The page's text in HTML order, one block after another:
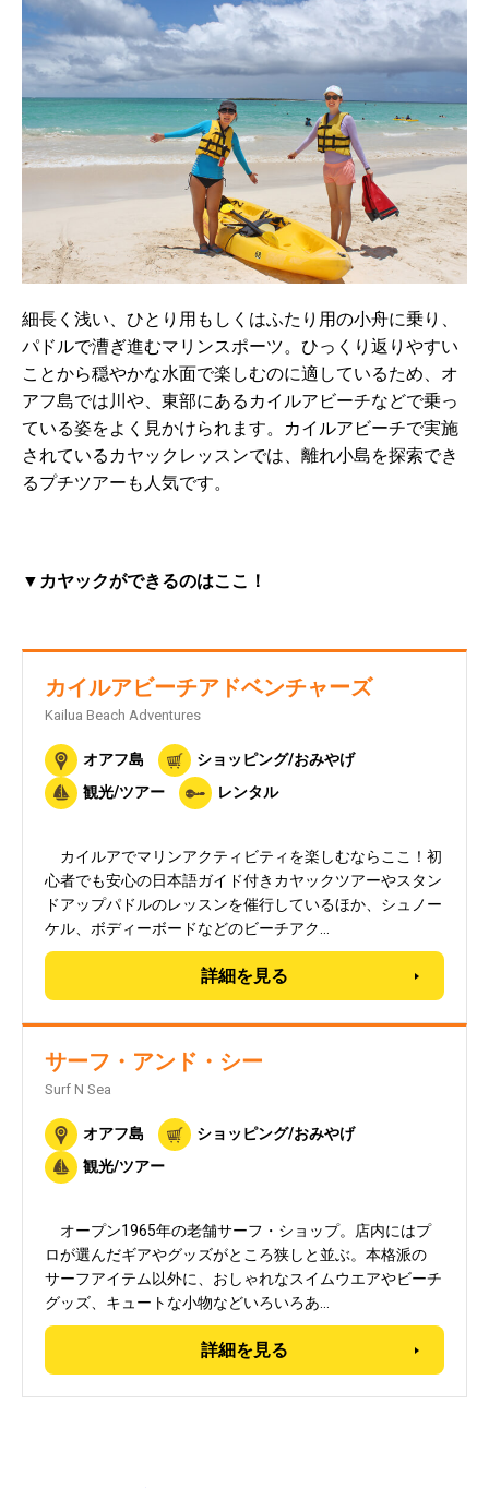
細長く浅い、ひとり用もしくはふたり用の小舟に乗り、
パドルで漕ぎ進むマリンスポーツ。ひっくり返りやすい
ことから穏やかな水面で楽しむのに適しているため、オ
アフ島では川や、東部にあるカイルアビーチなどで乗っ
ている姿をよく見かけられます。カイルアビーチで実施
されているカヤックレッスンでは、離れ小島を探索でき
るプチツアーも人気です。
▼カヤックができるのはここ！
カイルアビーチアドベンチャーズ
Kailua Beach Adventures
オアフ島
ショッピング/おみやげ
観光/ツアー
レンタル
カイルアでマリンアクティビティを楽しむならここ！初
心者でも安心の日本語ガイド付きカヤックツアーやスタン
ドアップパドルのレッスンを催行しているほか、シュノー
ケル、ボディーボードなどのビーチアク…
詳細を見る
サーフ・アンド・シー
Surf N Sea
オアフ島
ショッピング/おみやげ
観光/ツアー
オープン1965年の老舗サーフ・ショップ。店内にはプ
ロが選んだギアやグッズがところ狭しと並ぶ。本格派の
サーフアイテム以外に、おしゃれなスイムウエアやビーチ
グッズ、キュートな小物などいろいろあ…
詳細を見る